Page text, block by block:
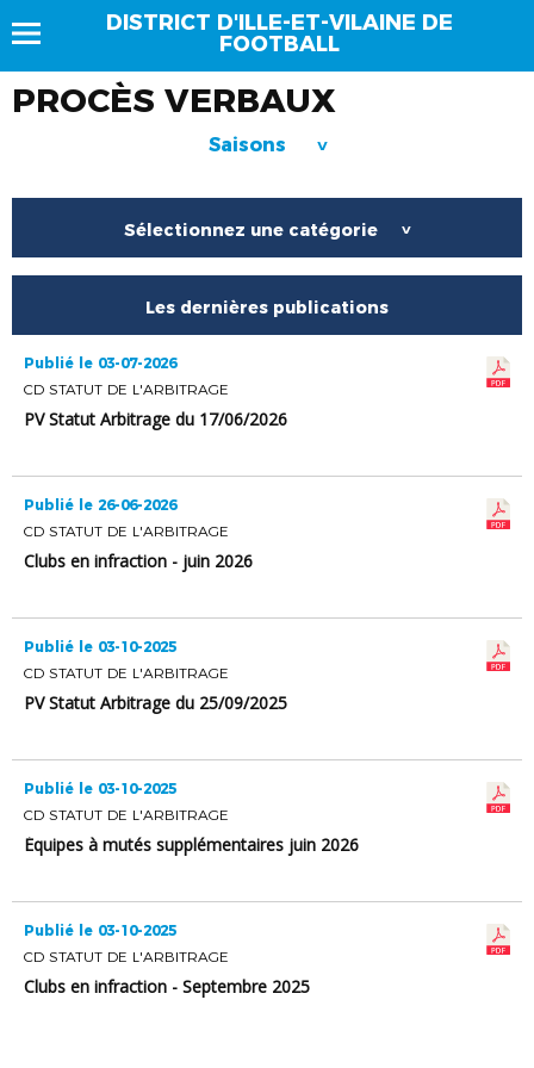
DISTRICT D'ILLE-ET-VILAINE DE
FOOTBALL
PROCÈS VERBAUX
Saisons >
Sélectionnez une catégorie >
Les dernières publications
Publié le 03-07-2026
CD STATUT DE L'ARBITRAGE
PV Statut Arbitrage du 17/06/2026
Publié le 26-06-2026
CD STATUT DE L'ARBITRAGE
Clubs en infraction - juin 2026
Publié le 03-10-2025
CD STATUT DE L'ARBITRAGE
PV Statut Arbitrage du 25/09/2025
Publié le 03-10-2025
CD STATUT DE L'ARBITRAGE
Équipes à mutés supplémentaires juin 2026
Publié le 03-10-2025
CD STATUT DE L'ARBITRAGE
Clubs en infraction - Septembre 2025